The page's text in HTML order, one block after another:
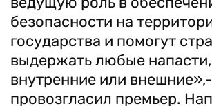
безопасности на
государства и помогут
выдержать любые напасти,
внутренние или внешние»,-
провозгласил премьер.